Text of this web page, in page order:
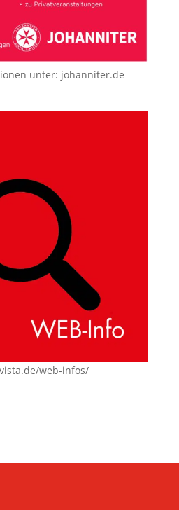
unter: johanniter.de
web-infos/